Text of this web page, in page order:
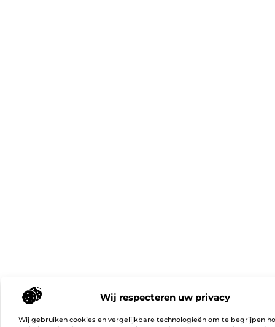
Wij respecteren uw privacy
Wij gebruiken cookies en vergelijkbare technologieën om te begrijpen